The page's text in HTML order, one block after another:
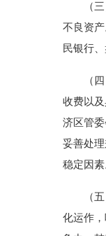
（三）
不良资
民银行
（四）
收费以
济区管
妥善处
稳定因
（五）
化运作